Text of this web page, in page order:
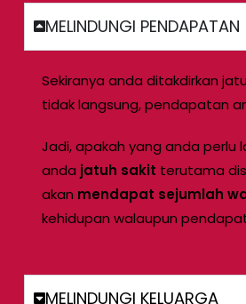
MELINDUNGI PENDAPATAN
Sekiranya anda ditakdirkan
tidak langsung, pendapatan
Jadi, apakah yang anda perlu
anda jatuh sakit terutama
akan mendapat sejumlah
kehidupan walaupun
MELINDUNGI KELUARGA